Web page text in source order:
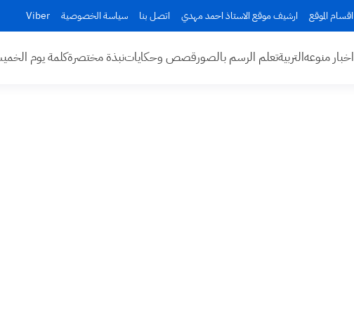
اقسام الموقع ارشيف موقع الاستاذ احمد مهدي اتصل بنا سياسة الخصوصية Viber
اخبار منوعهالتربيةتعلم الرسم بالصورقصص وحكاياتنبذة مختصرةكلمة يوم